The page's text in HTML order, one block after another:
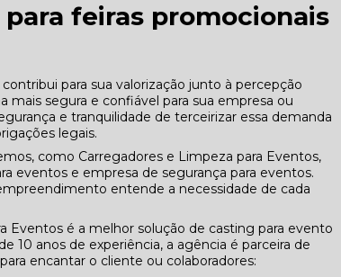
feiras promocionais
para sua valorização junto à percepção
segura e confiável para sua empresa ou
e tranquilidade de terceirizar essa demanda
legais.
como Carregadores e Limpeza para Eventos,
eventos e empresa de segurança para eventos.
entende a necessidade de cada
Eventos é a melhor solução de casting para evento
10 anos de experiência, a agência é parceira de
encantar o cliente ou colaboradores: